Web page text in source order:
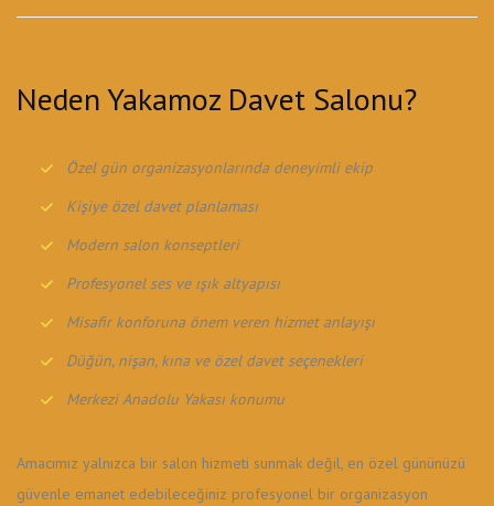
Neden Yakamoz Davet Salonu?
Özel gün organizasyonlarında deneyimli ekip
Kişiye özel davet planlaması
Modern salon konseptleri
Profesyonel ses ve ışık altyapısı
Misafir konforuna önem veren hizmet anlayışı
Düğün, nişan, kına ve özel davet seçenekleri
Merkezi Anadolu Yakası konumu
Amacımız yalnızca bir salon hizmeti sunmak değil, en özel gününüzü
güvenle emanet edebileceğiniz profesyonel bir organizasyon